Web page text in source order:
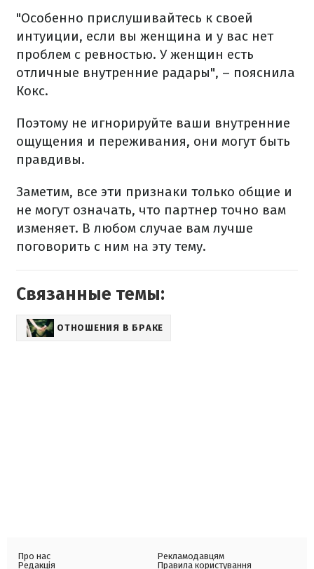
"Особенно прислушивайтесь к своей
интуиции, если вы женщина и у вас нет
проблем с ревностью. У женщин есть
отличные внутренние радары", – пояснила
Кокс.
Поэтому не игнорируйте ваши внутренние
ощущения и переживания, они могут быть
правдивы.
Заметим, все эти признаки только общие и
не могут означать, что партнер точно вам
изменяет. В любом случае вам лучше
поговорить с ним на эту тему.
Связанные темы:
ОТНОШЕНИЯ В БРАКЕ
Про нас
Редакція
Рекламодавцям
Правила користування